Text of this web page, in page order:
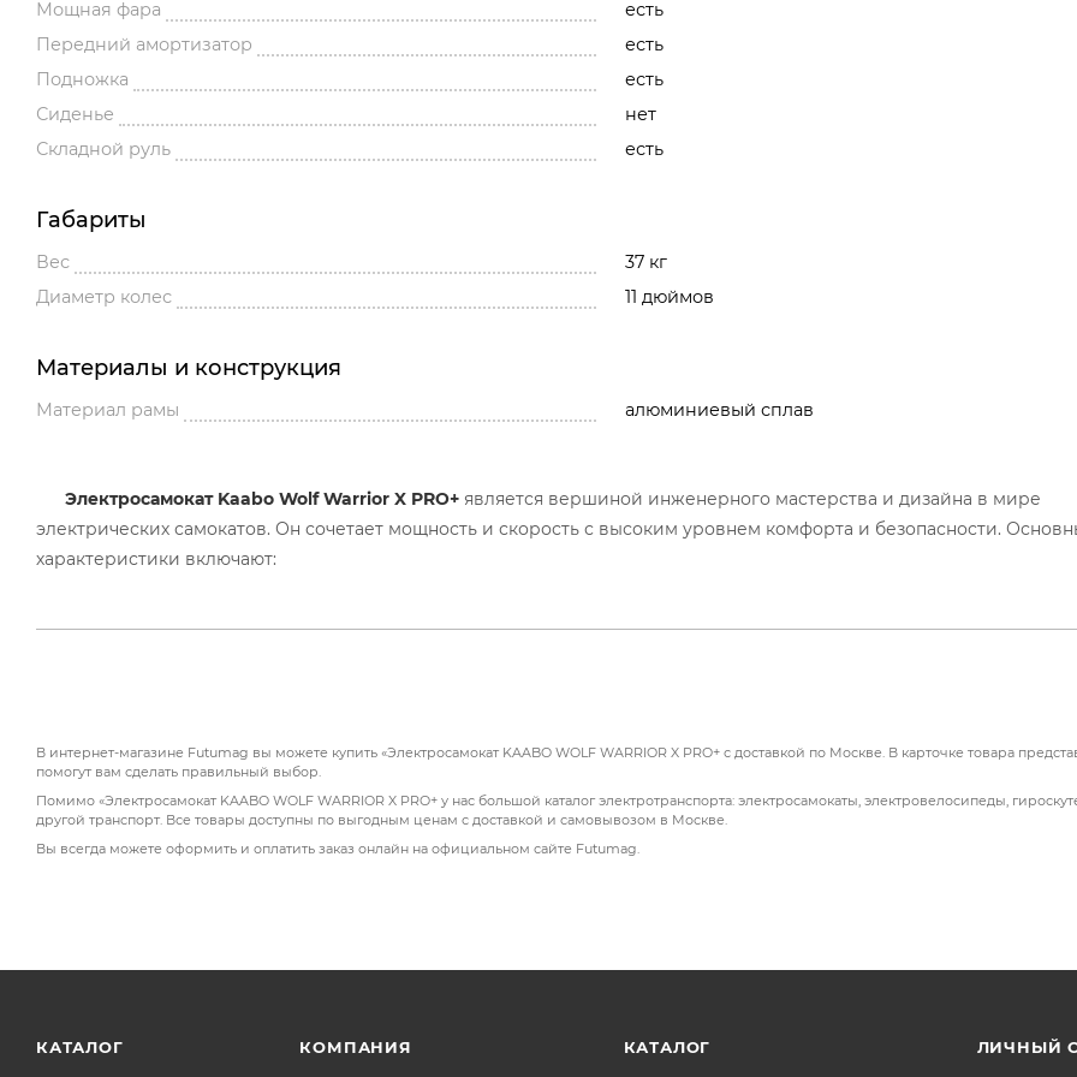
Мощная фара
есть
Передний амортизатор
есть
Подножка
есть
Сиденье
нет
Складной руль
есть
Габариты
Вес
37 кг
Диаметр колес
11 дюймов
Материалы и конструкция
Материал рамы алюминиевый сплав
Электросамокат Kaabo Wolf Warrior X PRO+ является вершиной инженерного мастерства и дизайна в мире
электрических самокатов. Он сочетает мощность и скорость с высоким уровнем комфорта и безопасности.
характеристики включают:
Светодиодная подсветка: передние фонари и регулируемая боковая подсветка улучшают видимость и
темное время суток.
Аккумулятор LG/Samsung с емкостью 60 В 28 Ач и технологией heat flow обеспечивает дальность поездки до 100
Комфортная езда: гидравлическая подвеска снижает утомляемость и улучшает комфорт во время длительных
частой зарядки.
В интернет-магазине Futumag вы можете купить «Электросамокат KAABO WOLF WARRIOR X PRO+ с доставкой по Москве. В карточке товара
помогут вам сделать правильный выбор.
Помимо «Электросамокат KAABO WOLF WARRIOR X PRO+ у нас большой каталог электротранспорта: электросамокаты, электровелосипеды,
другой транспорт. Все товары доступны по выгодным ценам с доставкой и самовывозом в Москве.
Вы всегда можете оформить и оплатить заказ онлайн на официальном сайте Futumag.
КАТАЛОГ КОМПАНИЯ КАТАЛОГ ЛИЧНЫЙ